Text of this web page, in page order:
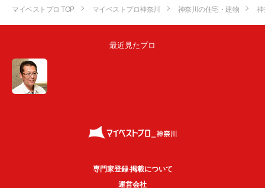
マイベストプロ TOP マイベストプロ神奈川 神奈川の住宅・建物
最近見たプロ
専門家登録·掲載について
運営会社